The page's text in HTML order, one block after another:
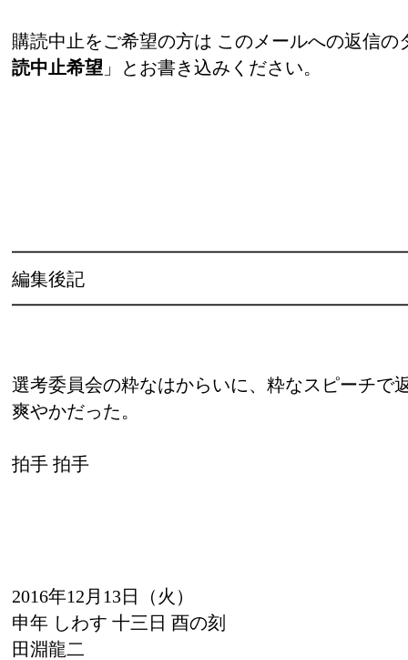
購読中止をご希望の方は このメールへの返信の
読中止希望 」とお書き込みください。
編集後記
選考委員会の粋なはからいに、粋なスピーチで
爽やかだった。
拍手 拍手
2016年12月13日（火）
申年 しわす 十三日 酉の刻
田淵龍二